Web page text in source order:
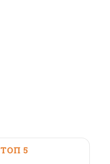
ТОП 5